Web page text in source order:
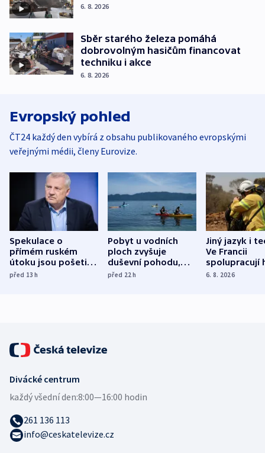
6. 8. 2026
Sběr starého železa pomáhá
dobrovolným hasičům financovat
techniku i akce
6. 8. 2026
Evropský pohled
ČT24 každý den vybírá z obsahu publikovaného evropskými
veřejnými médii, členy Eurovize.
Spekulace o
přímém ruském
útoku jsou pošetilé,
míní estonský
před 13h
Pobyt u vodních
ploch zvyšuje
duševní pohodu,
ukázala
před 22h
Jiný jazyk i
Ve Francii
spolupracují
různých zemí
6. 8. 2026
Divácké centrum
každý všední den:8:00—16:00 hodin
261 136 113
info@ceskatelevize.cz